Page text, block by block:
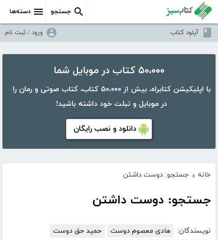
دسته‌ها جستجو
آپلود کتاب ورود / ثبت نام
۵۰،۰۰۰ کتاب در موبایل شما
با اپلیکیشن کتابراه، بیش از ۵۰،۰۰۰ کتاب، کتاب صوتی و رمان را
در موبایل و تبلت خود داشته باشید!
دانلود و نصب رایگان
خانه › جستجو: دوست داشتن
جستجو: دوست داشتن
نویسندگان: هادی معصوم دوست
حمید حق دوست